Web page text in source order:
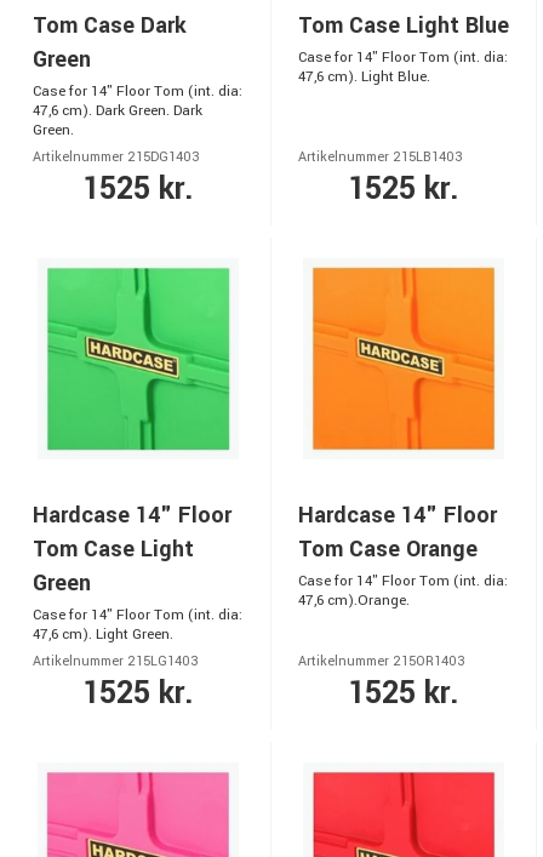
Tom Case Dark
Green
Case for 14" Floor Tom (int. dia:
47,6 cm). Dark Green. Dark
Green.
Artikelnummer 215DG1403
1525 kr.
Tom Case Light Blue
Case for 14" Floor Tom (int. dia:
47,6 cm). Light Blue.
Artikelnummer 215LB1403
1525 kr.
Hardcase 14" Floor
Tom Case Light
Green
Case for 14" Floor Tom (int. dia:
47,6 cm). Light Green.
Artikelnummer 215LG1403
1525 kr.
Hardcase 14" Floor
Tom Case Orange
Case for 14" Floor Tom (int. dia:
47,6 cm).Orange.
Artikelnummer 215OR1403
1525 kr.